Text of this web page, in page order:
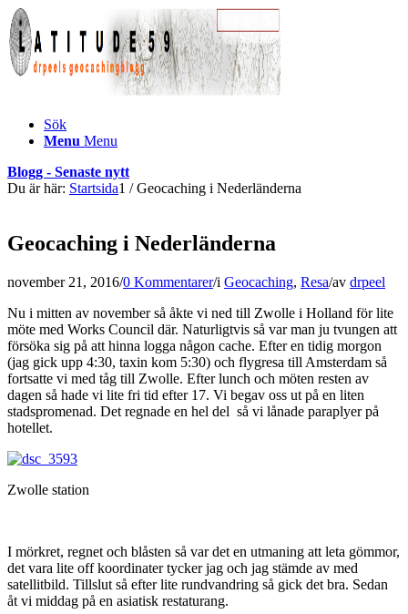
Sök
Menu Menu
Blogg - Senaste nytt
Du är här: Startsida1 / Geocaching i Nederländerna
Geocaching i Nederländerna
november 21, 2016/0 Kommentarer/i Geocaching, Resa/av drpeel
Nu i mitten av november så åkte vi ned till Zwolle i Holland för lite
möte med Works Council där. Naturligtvis så var man ju tvungen att
försöka sig på att hinna logga någon cache. Efter en tidig morgon
(jag gick upp 4:30, taxin kom 5:30) och flygresa till Amsterdam så
fortsatte vi med tåg till Zwolle. Efter lunch och möten resten av
dagen så hade vi lite fri tid efter 17. Vi begav oss ut på en liten
stadspromenad. Det regnade en hel del så vi lånade paraplyer på
hotellet.
Zwolle station
I mörkret, regnet och blåsten så var det en utmaning att leta gömmor,
det vara lite off koordinater tycker jag och jag stämde av med
satellitbild. Tillslut så efter lite rundvandring så gick det bra. Sedan
åt vi middag på en asiatisk restaturang.